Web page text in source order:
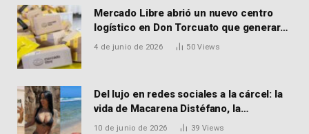
Mercado Libre abrió un nuevo centro
logístico en Don Torcuato que generará
900 empleos: cómo enviar el CV
4 de junio de 2026 50Views
Del lujo en redes sociales a la cárcel: la
vida de Macarena Distéfano, la
influencer de San Martín acusada de
10 de junio de 2026 39 Views